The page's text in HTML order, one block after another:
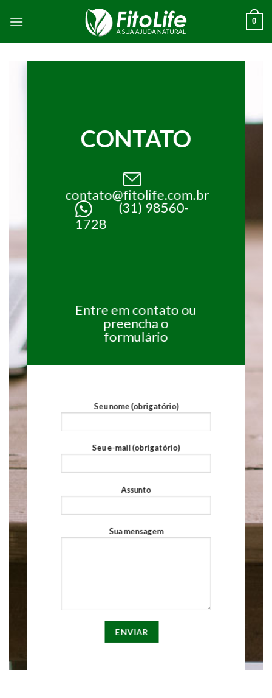
0
CONTATO
contato@fitolife.com.br
(31) 98560-
1728
Entre em contato ou
preencha o
formulário
Seu nome (obrigatório)
Seu e-mail (obrigatório)
Assunto
Sua mensagem